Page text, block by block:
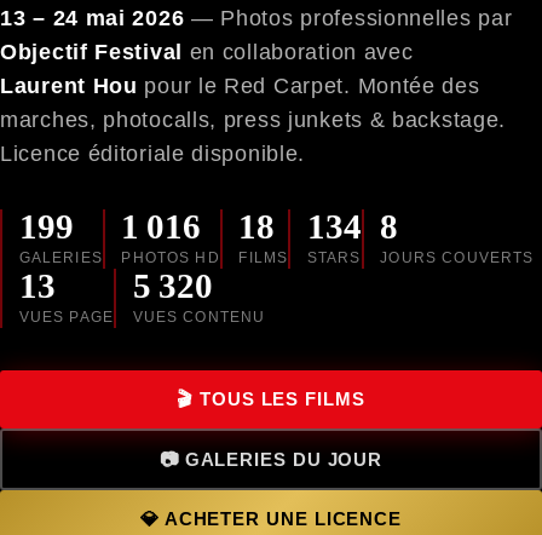
13 – 24 mai 2026 — Photos professionnelles par
Objectif Festival en collaboration avec
Laurent Hou pour le Red Carpet. Montée des
marches, photocalls, press junkets & backstage.
Licence éditoriale disponible.
199
GALERIES
1 016
PHOTOS HD
18
FILMS
134
STARS
8
JOURS COUVERTS
13
VUES PAGE
5 320
VUES CONTENU
🎬 TOUS LES FILMS
📷 GALERIES DU JOUR
💎 ACHETER UNE LICENCE